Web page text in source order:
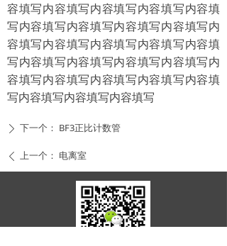
容填写内容填写内容填写内容填写内容填
写内容填写内容填写内容填写内容填写内
容填写内容填写内容填写内容填写内容填
写内容填写内容填写内容填写内容填写内
容填写内容填写内容填写内容填写内容填
写内容填写内容填写内容填写
ꄲ 下一个： BF3正比计数管
ꄴ 上一个： 电离室